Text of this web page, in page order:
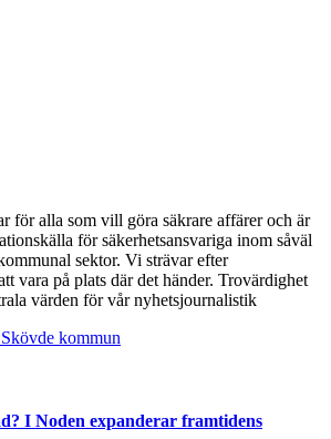
för alla som vill göra säkrare affärer och är
för säkerhetsansvariga inom såväl
sektor. Vi strävar efter
vara på plats där det händer. Trovärdighet
värden för vår nyhetsjournalistik
kommun
I Noden expanderar framtidens